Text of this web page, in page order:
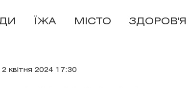
ЇЖА МІСТО ЗДОРОВ'Я
2 квітня 2024 17:30